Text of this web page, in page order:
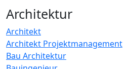
Architektur
Architekt
Architekt Projektmanagement
Bau Architektur